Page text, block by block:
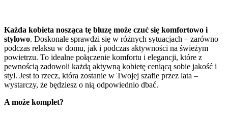
Każda kobieta nosząca tę bluzę może czuć się komfortowo i
stylowo. Doskonale sprawdzi się w różnych sytuacjach – zarówno
podczas relaksu w domu, jak i podczas aktywności na świeżym
powietrzu. To idealne połączenie komfortu i elegancji, które z
pewnością zadowoli każdą aktywną kobietę ceniącą sobie jakość i
styl. Jest to rzecz, która zostanie w Twojej szafie przez lata –
wystarczy, że będziesz o nią odpowiednio dbać.
A może komplet?